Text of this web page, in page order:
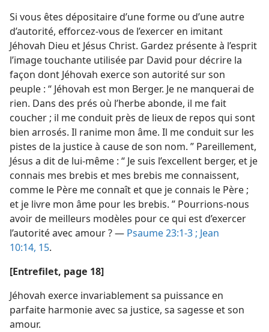
Si vous êtes dépositaire d’une forme ou d’une autre
d’autorité, efforcez-​vous de l’exercer en imitant
Jéhovah Dieu et Jésus Christ. Gardez présente à l’esprit
l’image touchante utilisée par David pour décrire la
façon dont Jéhovah exerce son autorité sur son
peuple : “ Jéhovah est mon Berger. Je ne manquerai de
rien. Dans des prés où l’herbe abonde, il me fait
coucher ; il me conduit près de lieux de repos qui sont
bien arrosés. Il ranime mon âme. Il me conduit sur les
pistes de la justice à cause de son nom. ” Pareillement,
Jésus a dit de lui-​même : “ Je suis l’excellent berger, et je
connais mes brebis et mes brebis me connaissent,
comme le Père me connaît et que je connais le Père ;
et je livre mon âme pour les brebis. ” Pourrions-​nous
avoir de meilleurs modèles pour ce qui est d’exercer
l’autorité avec amour ? — Psaume 23:1-3 ; Jean
10:14, 15.
[Entrefilet, page 18]
Jéhovah exerce invariablement sa puissance en
parfaite harmonie avec sa justice, sa sagesse et son
amour.